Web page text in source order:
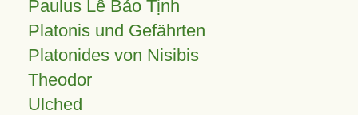
Paulus Lê Bảo Tịnh
Platonis und Gefährten
Platonides von Nisibis
Theodor
Ulched